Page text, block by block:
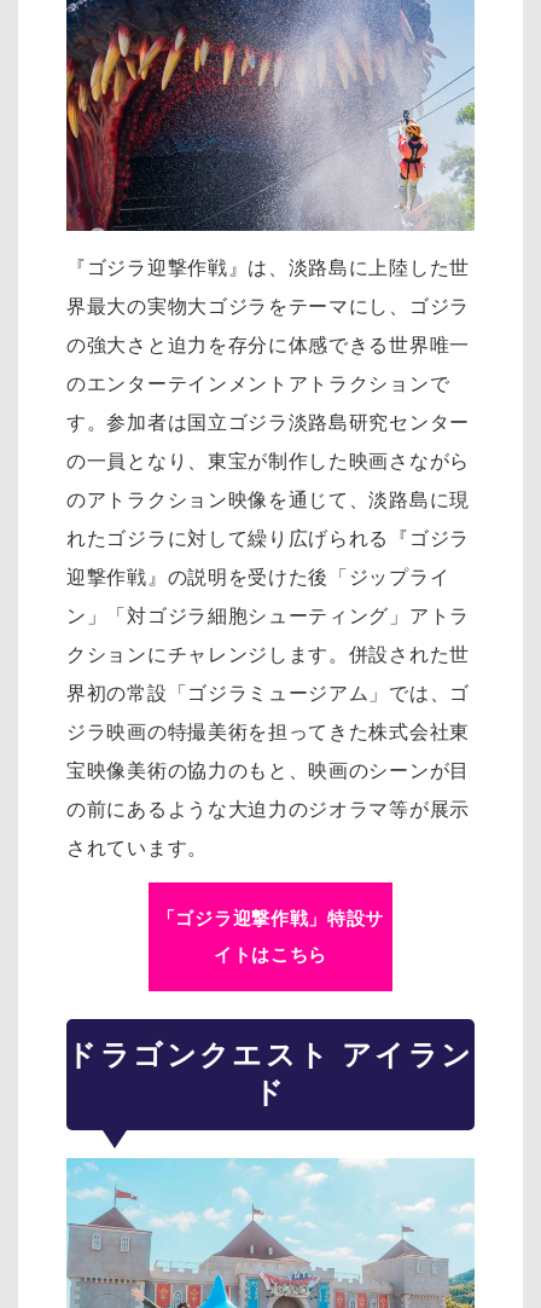
『ゴジラ迎撃作戦』は、淡路島に上陸した世
界最大の実物大ゴジラをテーマにし、ゴジラ
の強大さと迫力を存分に体感できる世界唯一
のエンターテインメントアトラクションで
す。参加者は国立ゴジラ淡路島研究センター
の一員となり、東宝が制作した映画さながら
のアトラクション映像を通じて、淡路島に現
れたゴジラに対して繰り広げられる『ゴジラ
迎撃作戦』の説明を受けた後「ジップライ
ン」「対ゴジラ細胞シューティング」アトラ
クションにチャレンジします。併設された世
界初の常設「ゴジラミュージアム」では、ゴ
ジラ映画の特撮美術を担ってきた株式会社東
宝映像美術の協力のもと、映画のシーンが目
の前にあるような大迫力のジオラマ等が展示
されています。
「ゴジラ迎撃作戦」特設サ
イトはこちら
ドラゴンクエスト アイラン
ド